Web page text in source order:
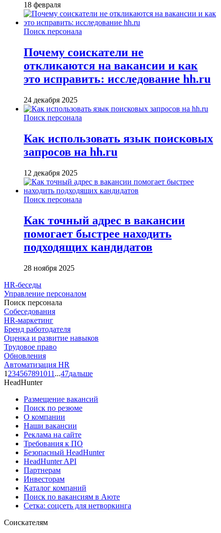
18 февраля
Поиск персонала
Почему соискатели не
откликаются на вакансии и как
это исправить: исследование hh.ru
24 декабря 2025
Поиск персонала
Как использовать язык поисковых
запросов на hh.ru
12 декабря 2025
Поиск персонала
Как точный адрес в вакансии
помогает быстрее находить
подходящих кандидатов
28 ноября 2025
HR-беседы
Управление персоналом
Поиск персонала
Собеседования
HR-маркетинг
Бренд работодателя
Оценка и развитие навыков
Трудовое право
Обновления
Автоматизация HR
1 234567891011 ...47дальше
HeadHunter
Размещение вакансий
Поиск по резюме
О компании
Наши вакансии
Реклама на сайте
Требования к ПО
Безопасный HeadHunter
HeadHunter API
Партнерам
Инвесторам
Каталог компаний
Поиск по вакансиям в Аюте
Сетка: соцсеть для нетворкинга
Соискателям